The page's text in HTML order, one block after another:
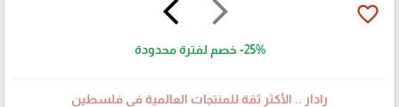
arrow_forward_ios
arrow_back_ios favorite_border
-25% خصم لفترة محدودة
رادار .. الأكثر ثقة للمنتجات العالمية في فلسطين